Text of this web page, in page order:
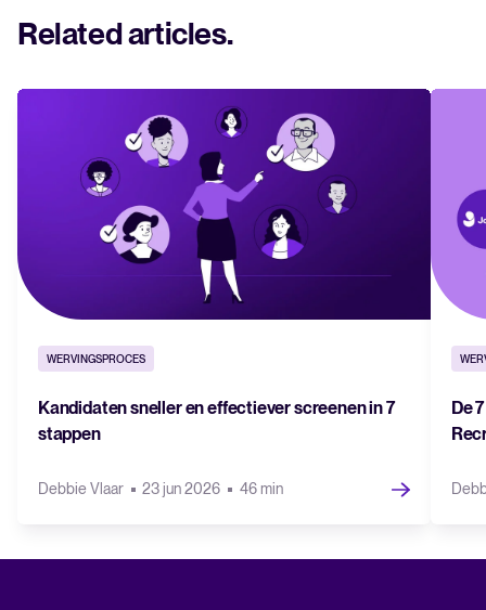
Related articles.
WERVINGSPROCES
Kandidaten sneller en effectiever screenen in 7
stappen
Debbie Vlaar 23 jun 2026 46 min
De